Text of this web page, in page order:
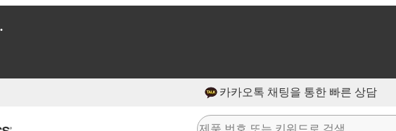
카카오톡 채팅을 통한 빠른 상담